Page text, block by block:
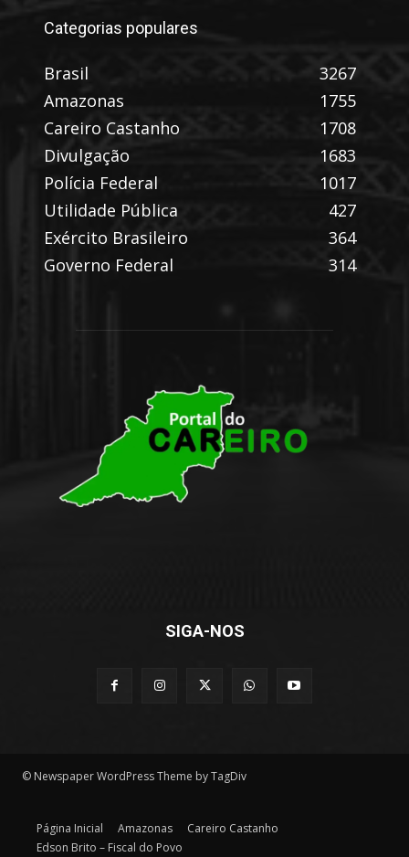
Categorias populares
Brasil
3267
Amazonas
1755
Careiro Castanho
1708
Divulgação
1683
Polícia Federal
1017
Utilidade Pública
427
Exército Brasileiro
364
Governo Federal
314
SIGA-NOS
© Newspaper WordPress Theme by TagDiv
Página Inicial Amazonas
Careiro Castanho
Edson Brito – Fiscal do Povo